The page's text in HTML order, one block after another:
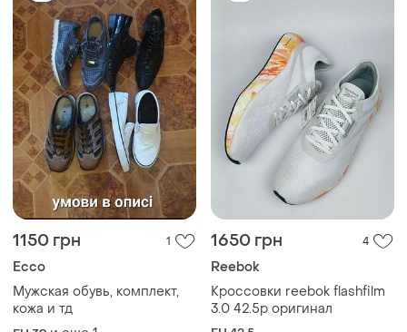
1150 грн 1
Ecco
Мужская обувь, комплект,
кожа и тд
1650 грн 4
Reebok
Кроссовки reebok flashfilm
3.0 42.5р оригинал